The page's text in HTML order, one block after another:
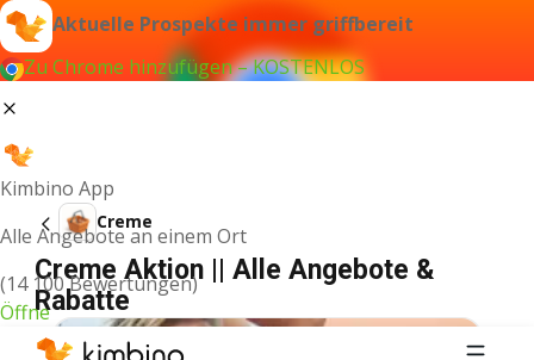
Aktuelle Prospekte immer griffbereit
Zu Chrome hinzufügen – KOSTENLOS
Kimbino App
Alle Angebote an einem Ort
(14 100 Bewertungen)
Öffne
Creme
Creme Aktion || Alle Angebote &
Rabatte